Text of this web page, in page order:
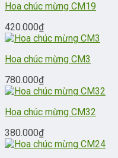
Hoa chúc mừng CM19
420.000₫
Hoa chúc mừng CM3
780.000₫
Hoa chúc mừng CM32
380.000₫